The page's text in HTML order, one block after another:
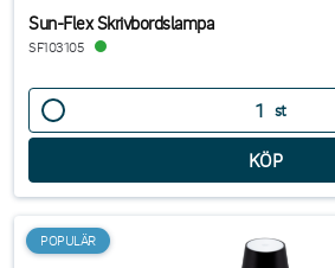
Sun-Flex Skrivbordslampa
SF103105
st
POPULÄR